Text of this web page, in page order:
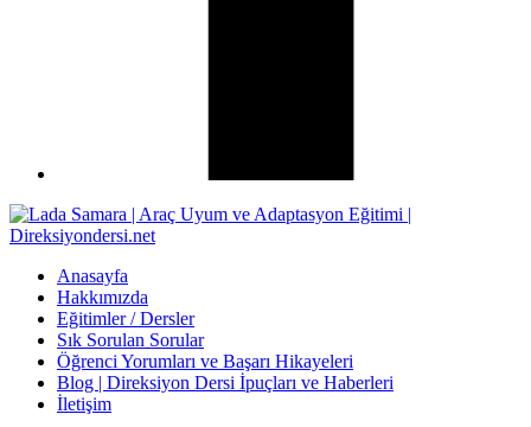
Anasayfa
Hakkımızda
Eğitimler / Dersler
Sık Sorulan Sorular
Öğrenci Yorumları ve Başarı Hikayeleri
Blog | Direksiyon Dersi İpuçları ve Haberleri
İletişim